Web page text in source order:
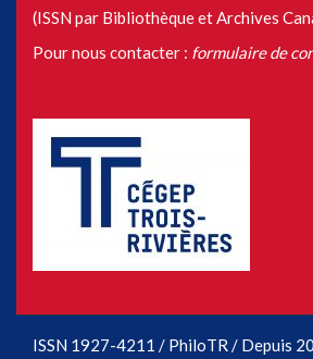
(ISSN par Bibliothèque et Archives
Pour nous contacter : formulaire de
ISSN 1927-4211 / PhiloTR / Depuis